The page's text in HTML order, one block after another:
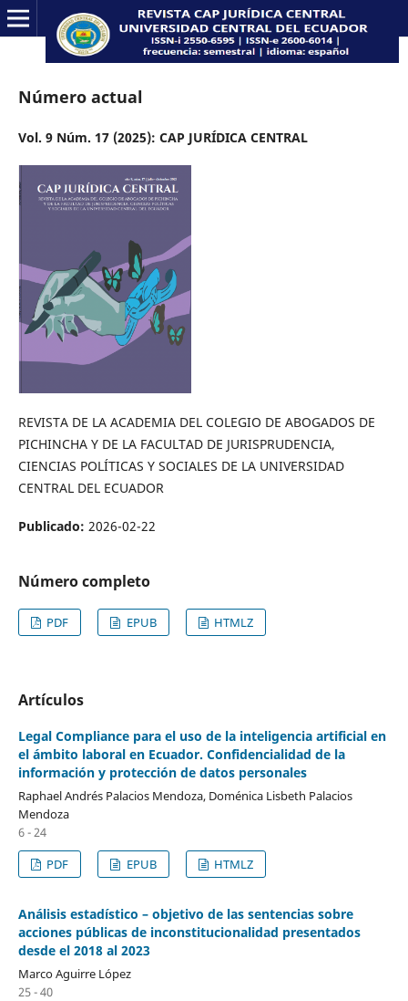
Número actual
Vol. 9 Núm. 17 (2025): CAP JURÍDICA CENTRAL
REVISTA DE LA ACADEMIA DEL COLEGIO DE ABOGADOS DE
PICHINCHA Y DE LA FACULTAD DE JURISPRUDENCIA,
CIENCIAS POLÍTICAS Y SOCIALES DE LA UNIVERSIDAD
CENTRAL DEL ECUADOR
Publicado: 2026-02-22
Número completo
PDF EPUB HTMLZ
Artículos
Legal Compliance para el uso de la inteligencia artificial en
el ámbito laboral en Ecuador. Confidencialidad de la
información y protección de datos personales
Raphael Andrés Palacios Mendoza, Doménica Lisbeth Palacios
Mendoza
6 - 24
PDF
EPUB HTMLZ
Análisis estadístico – objetivo de las sentencias sobre
acciones públicas de inconstitucionalidad presentados
desde el 2018 al 2023
Marco Aguirre López
25 - 40